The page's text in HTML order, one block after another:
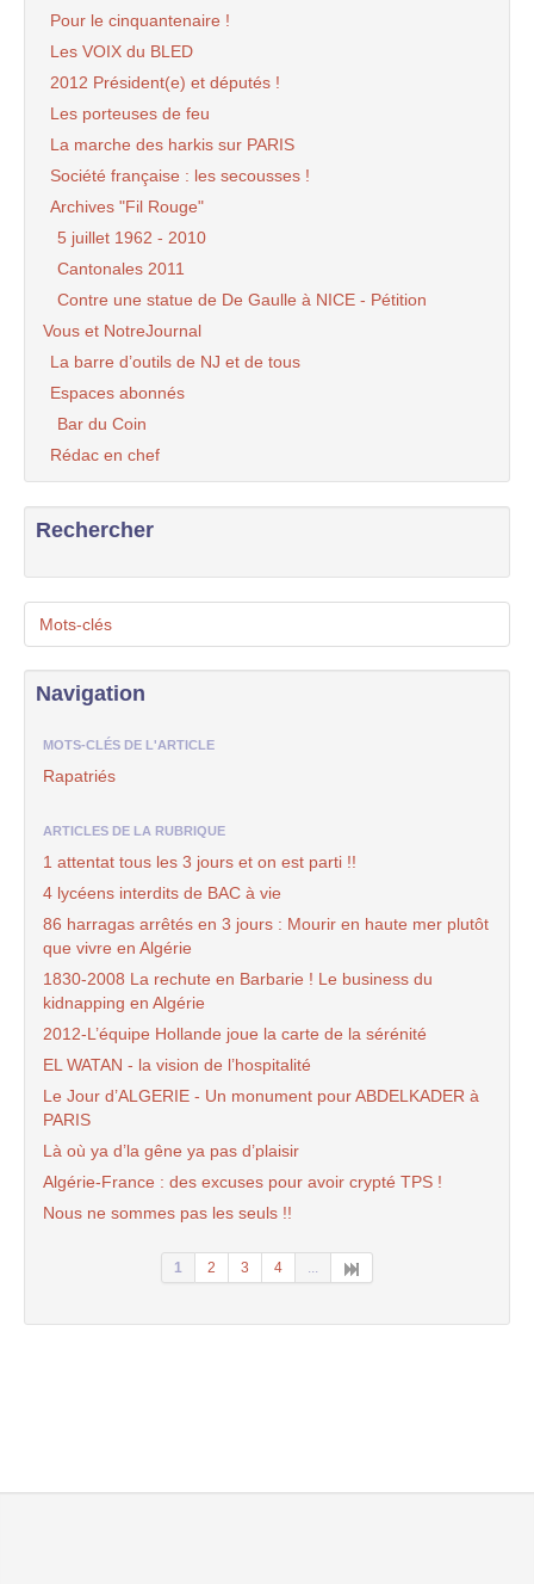
Pour le cinquantenaire !
Les VOIX du BLED
2012 Président(e) et députés !
Les porteuses de feu
La marche des harkis sur PARIS
Société française : les secousses !
Archives "Fil Rouge"
5 juillet 1962 - 2010
Cantonales 2011
Contre une statue de De Gaulle à NICE - Pétition
Vous et NotreJournal
La barre d’outils de NJ et de tous
Espaces abonnés
Bar du Coin
Rédac en chef
Rechercher
Mots-clés
Navigation
MOTS-CLÉS DE L'ARTICLE
Rapatriés
ARTICLES DE LA RUBRIQUE
1 attentat tous les 3 jours et on est parti !!
4 lycéens interdits de BAC à vie
86 harragas arrêtés en 3 jours : Mourir en haute mer plutôt
que vivre en Algérie
1830-2008 La rechute en Barbarie ! Le business du
kidnapping en Algérie
2012-L’équipe Hollande joue la carte de la sérénité
EL WATAN - la vision de l’hospitalité
Le Jour d’ALGERIE - Un monument pour ABDELKADER à
PARIS
Là où ya d’la gêne ya pas d’plaisir
Algérie-France : des excuses pour avoir crypté TPS !
Nous ne sommes pas les seuls !!
1 2 3 4